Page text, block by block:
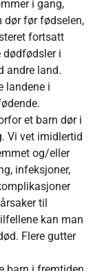
i gang,
dør før fødselen,
fortsatt
dødfødsler i
andre land.
landene i
et barn dør i
Vi vet imidlertid
og/eller
infeksjoner,
til
kan man
Flere gutter